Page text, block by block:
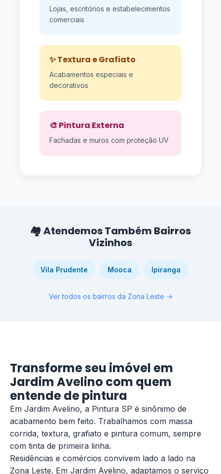
Lojas, escritórios e estabelecimentos
comerciais
✨ Textura e Grafiato
Acabamentos especiais e
decorativos
🎨 Pintura Externa
Fachadas e muros com proteção UV
🏘️ Atendemos Também Bairros
Vizinhos
Vila Prudente Mooca Ipiranga
Ver todos os bairros da Zona Leste →
Transforme seu imóvel em
Jardim Avelino com quem
entende de pintura
Em Jardim Avelino, a Pintura SP é sinônimo de
acabamento bem feito. Trabalhamos com massa
corrida, textura, grafiato e pintura comum, sempre
com tinta de primeira linha.
Residências e comércios convivem lado a lado na
Zona Leste. Em Jardim Avelino, adaptamos o serviço